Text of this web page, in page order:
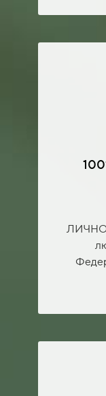
ЛИЧНО